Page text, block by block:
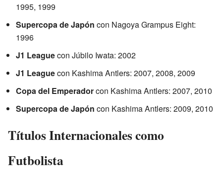
1995, 1999
Supercopa de Japón con Nagoya Grampus Eight:
1996
J1 Leaguecon Júbilo Iwata: 2002
J1 Leaguecon Kashima Antlers: 2007, 2008, 2009
Copa del Emperadorcon Kashima Antlers: 2007, 2010
Supercopa de Japón con Kashima Antlers: 2009, 2010
Títulos Internacionales como
Futbolista